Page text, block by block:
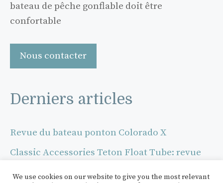
bateau de pêche gonflable doit être
confortable
Nous contacter
Derniers articles
Revue du bateau ponton Colorado X
Classic Accessories Teton Float Tube: revue
Revue du ponton gonflable Roanoke de
We use cookies on our website to give you the most relevant